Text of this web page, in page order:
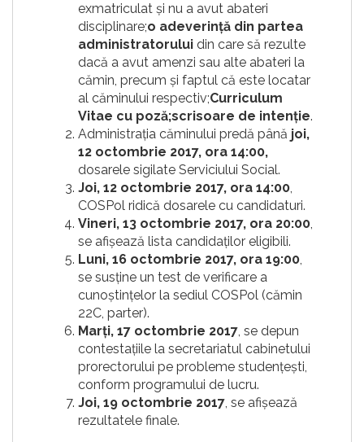
exmatriculat și nu a avut abateri
disciplinare;o adeverință din partea
administratorului din care să rezulte
dacă a avut amenzi sau alte abateri la
cămin, precum și faptul că este locatar
al căminului respectiv;Curriculum
Vitae cu poză;scrisoare de intenție.
Administrația căminului predă până joi,
12 octombrie 2017, ora 14:00,
dosarele sigilate Serviciului Social.
Joi, 12 octombrie 2017, ora 14:00,
COSPol ridică dosarele cu candidaturi.
Vineri, 13 octombrie 2017, ora 20:00,
se afișează lista candidaților eligibili.
Luni, 16 octombrie 2017, ora 19:00,
se susține un test de verificare a
cunoștințelor la sediul COSPol (cămin
22C, parter).
Marți, 17 octombrie 2017, se depun
contestațiile la secretariatul cabinetului
prorectorului pe probleme studențești,
conform programului de lucru.
Joi, 19 octombrie 2017, se afișează
rezultatele finale.